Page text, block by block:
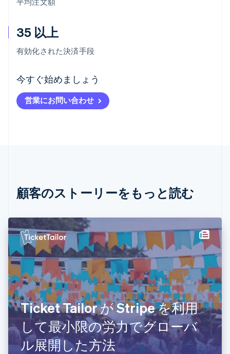
35 以上
有効化された決済手段
今すぐ始めましょう
営業にお問い合わせ
顧客のストーリーをもっと読む
Ticket Tailor が Stripe を利用
して最小限の労力でグローバ
ル展開した方法
アイルランド
English
アメリカ
EnglishEspañol简体中文
English
エストニア
オーストラリア
English
オーストリア
Deutsch English
オランダ
NederlandsEnglish
カナダ
EnglishFrançais
キプロス
English
ギリシア
English
クロアチア